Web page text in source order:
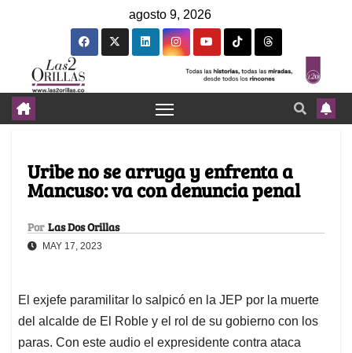
agosto 9, 2026
Uribe no se arruga y enfrenta a
Mancuso: va con denuncia penal
Por Las Dos Orillas
MAY 17, 2023
El exjefe paramilitar lo salpicó en la JEP por la muerte
del alcalde de El Roble y el rol de su gobierno con los
paras. Con este audio el expresidente contra ataca